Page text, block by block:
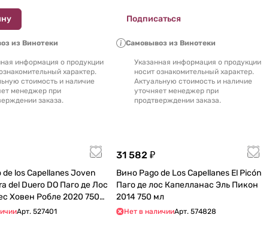
из Винотеки
информация о продукции
характер.
стоимость и наличие
менеджер при
заказа.
Подписаться
Самовывоз из Винотеки
Указанная информация о продукции
носит ознакомительный характер.
Актуальную стоимость и наличие
уточняет менеджер при
продтверждении заказа.
de los Capellanes Joven
del Duero DO Паго де Лос
Ховен Робле 2020 750
Арт. 527401
31 582 ₽
Вино Pago de Los Capellanes El Picón
Паго де лос Капелланас Эль Пикон
2014 750 мл
Нет в наличииАрт. 574828